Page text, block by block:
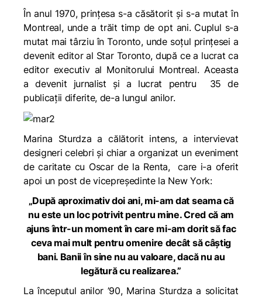
În anul 1970, prințesa s-a căsătorit și s-a mutat în
Montreal, unde a trăit timp de opt ani. Cuplul s-a
mutat mai târziu în Toronto, unde soțul prințesei a
devenit editor al Star Toronto, după ce a lucrat ca
editor executiv al Monitorului Montreal. Aceasta
a devenit jurnalist și a lucrat pentru 35 de
publicații diferite, de-a lungul anilor.
Marina Sturdza a călătorit intens, a intervievat
designeri celebri și chiar a organizat un eveniment
de caritate cu Oscar de la Renta, care i-a oferit
apoi un post de vicepreședinte la New York:
„După aproximativ doi ani, mi-am dat seama că
nu este un loc potrivit pentru mine. Cred că am
ajuns într-un moment în care mi-am dorit să fac
ceva mai mult pentru omenire decât să câștig
bani. Banii în sine nu au valoare, dacă nu au
legătură cu realizarea.”
La începutul anilor ’90, Marina Sturdza a solicitat